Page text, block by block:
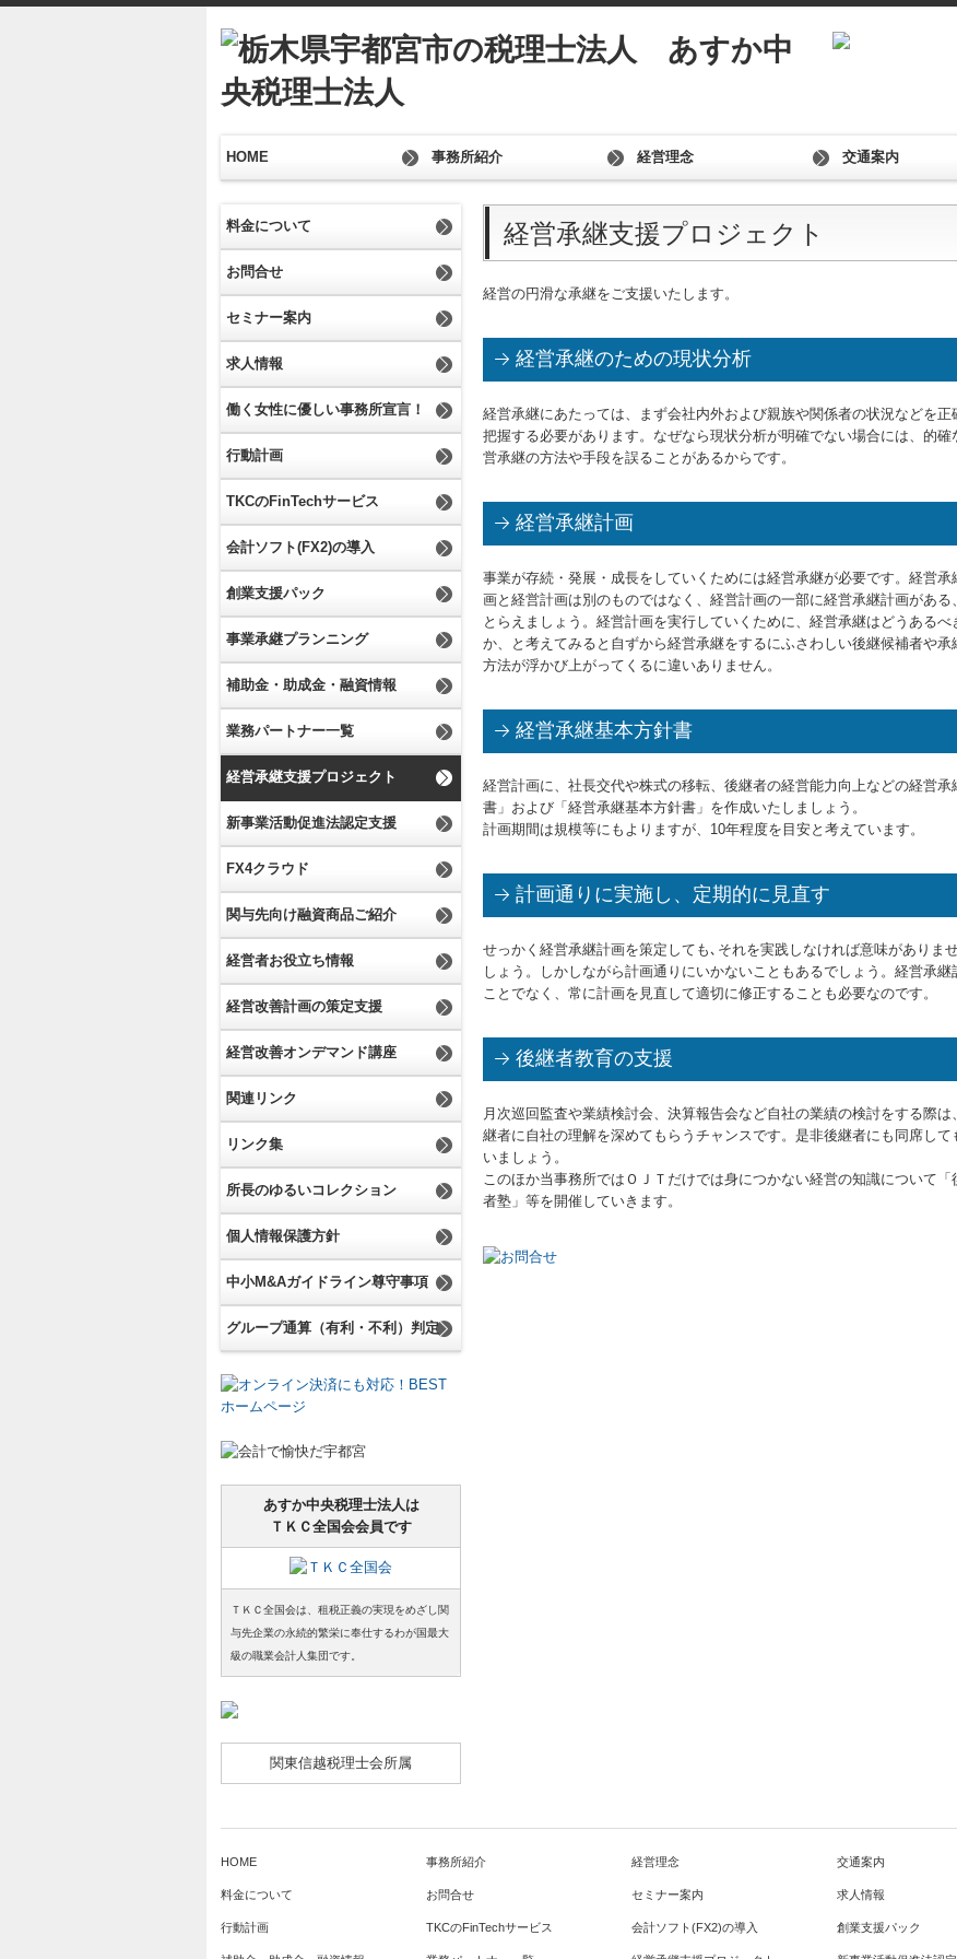
HOME 事務所紹介 経営理念 交通案内
料金について
お問合せ
セミナー案内
求人情報
働く女性に優しい事務所宣言！
行動計画
TKCのFinTechサービス
会計ソフト(FX2)の導入
創業支援パック
事業承継プランニング
補助金・助成金・融資情報
業務パートナー一覧
経営承継支援プロジェクト
新事業活動促進法認定支援
FX4クラウド
関与先向け融資商品ご紹介
経営者お役立ち情報
経営改善計画の策定支援
経営改善オンデマンド講座
関連リンク
リンク集
所長のゆるいコレクション
個人情報保護方針
中小M&Aガイドライン尊守事項
グループ通算（有利・不利）判定
あすか中央税理士法人は
ＴＫＣ全国会会員です
ＴＫＣ全国会は、租税正義の実現をめざし関
与先企業の永続的繁栄に奉仕するわが国最大
級の職業会計人集団です。
関東信越税理士会所属
経営承継支援プロジェクト
経営の円滑な承継をご支援いたします。
経営承継のための現状分析
経営承継にあたっては、まず会社内外および親族や関係者の状況などを正
把握する必要があります。なぜなら現状分析が明確でない場合には、的確
営承継の方法や手段を誤ることがあるからです。
経営承継計画
事業が存続・発展・成長をしていくためには経営承継が必要です。経営承
画と経営計画は別のものではなく、経営計画の一部に経営承継計画がある
とらえましょう。経営計画を実行していくために、経営承継はどうあるべ
か、と考えてみると自ずから経営承継をするにふさわしい後継候補者や承
方法が浮かび上がってくるに違いありません。
経営承継基本方針書
経営計画に、社長交代や株式の移転、後継者の経営能力向上などの経営
書」および「経営承継基本方針書」を作成いたしましょう。
計画期間は規模等にもよりますが、10年程度を目安と考えています。
計画通りに実施し、定期的に見直す
せっかく経営承継計画を策定しても､それを実践しなければ意味がありま
しょう。しかしながら計画通りにいかないこともあるでしょう。経営承
ことでなく、常に計画を見直して適切に修正することも必要なのです。
後継者教育の支援
月次巡回監査や業績検討会、決算報告会など自社の業績の検討をする際は
継者に自社の理解を深めてもらうチャンスです。是非後継者にも同席して
いましょう。
このほか当事務所ではＯＪＴだけでは身につかない経営の知識について「
者塾」等を開催していきます。
HOME 事務所紹介 経営理念 交通案内
料金について お問合せ セミナー案内 求人情報
行動計画 TKCのFinTechサービス 会計ソフト(FX2)の導入 創業支援パック